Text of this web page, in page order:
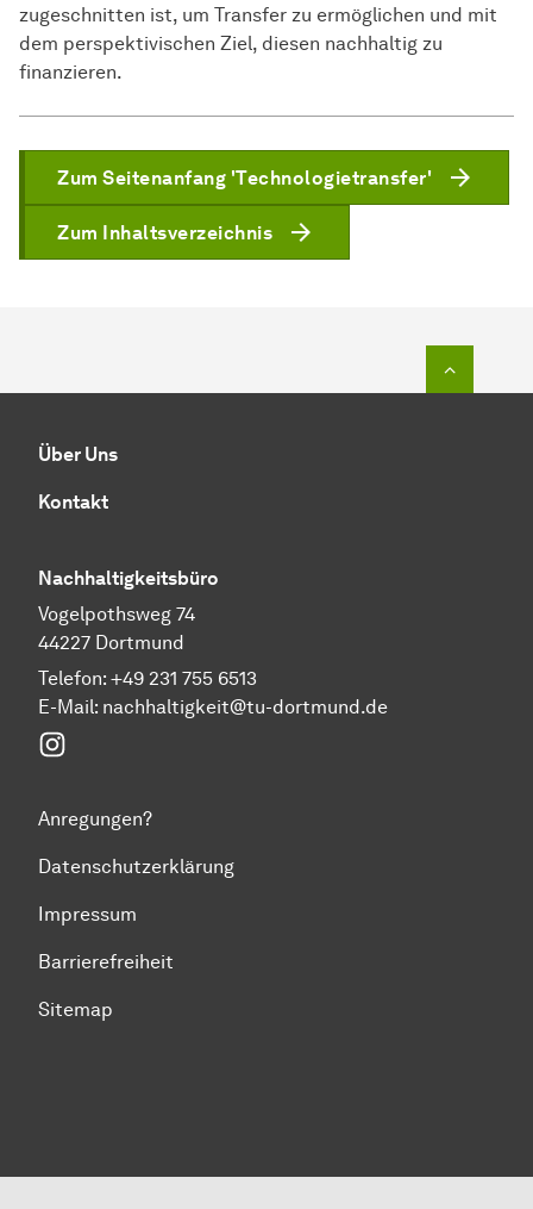
zugeschnitten ist, um Transfer zu ermöglichen und mit
dem perspektivischen Ziel, diesen nachhaltig zu
finanzieren.
Zum Seitenanfang 'Technologietransfer'
Zum Inhaltsverzeichnis
Über Uns
Kontakt
Nachhaltigkeitsbüro
Vogelpothsweg 74
44227 Dortmund
Telefon: +49 231 755 6513
E-Mail: nachhaltigkeit@tu-dortmund.de
Anregungen?
Datenschutzerklärung
Impressum
Barrierefreiheit
Sitemap